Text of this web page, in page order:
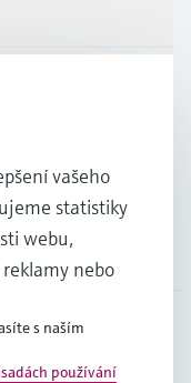
vašeho
statistiky
webu,
nebo
s naším
používání